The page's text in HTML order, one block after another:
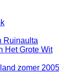
Ruinaulta
Het Grote Wit
zomer 2005